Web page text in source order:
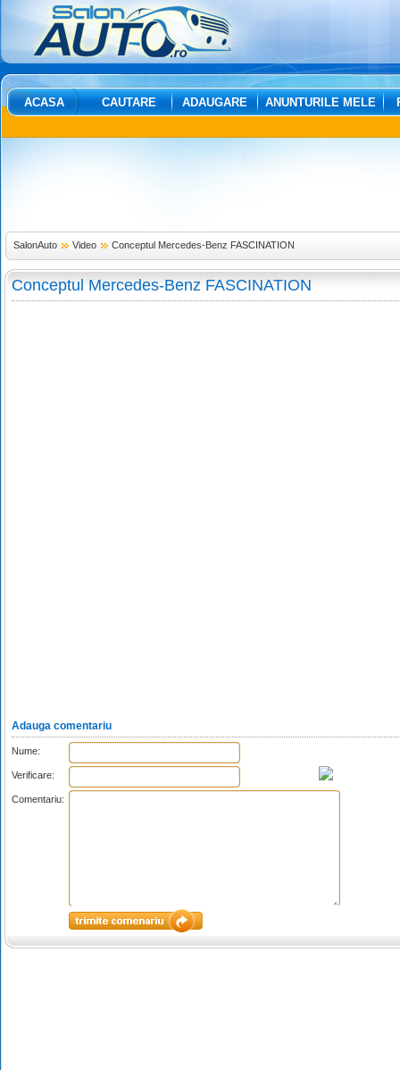
ACASA CAUTARE ADAUGARE ANUNTURILE MELE
SalonAuto Video Conceptul Mercedes-Benz FASCINATION
Conceptul Mercedes-Benz FASCINATION
Adauga comentariu
Nume:
Verificare:
Comentariu: